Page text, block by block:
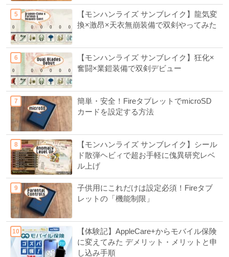
【モンハンライズ サンブレイク】龍気変
換×激昂×天衣無崩装備で双剣やってみた
【モンハンライズ サンブレイク】狂化×
奮闘×業鎧装備で双剣デビュー
簡単・安全！FireタブレットでmicroSD
カードを設定する方法
【モンハンライズ サンブレイク】シール
ド散弾ヘビィで超お手軽に傀異研究レベ
ル上げ
子供用にこれだけは設定必須！Fireタブ
レットの「機能制限」
【体験記】AppleCare+からモバイル保険
に変えてみた デメリット・メリットと申
し込み手順